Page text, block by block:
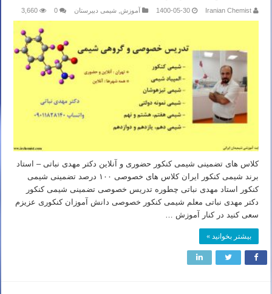
Iranian Chemist
1400-05-30 آموزش شیمی دبیرستان 0
3,660
کلاس های تضمینی شیمی کنکور حضوری و آنلاین دکتر مهدی نباتی – استاد
برند شیمی کنکور ایران کلاس های خصوصی ۱۰۰ درصد تضمینی شیمی
کنکور استاد مهدی نباتی چطوره تدریس خصوصی تضمینی شیمی کنکور
دکتر مهدی نباتی معلم شیمی کنکور خصوصی دانش آموزان کنکوری عزیزم
سعی کنید در کنار آموزش …
بیشتر بخوانید »